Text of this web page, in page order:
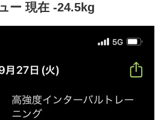
ー 現在 -24.5kg